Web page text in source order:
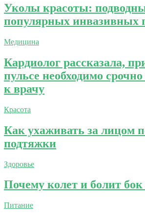
Уколы красоты:
популярных инвазивных
Медицина
Кардиолог рассказала,
пульсе необходимо
к врачу
Красота
Как ухаживать за лицом
подтяжки
Здоровье
Почему колет и болит бок
Питание